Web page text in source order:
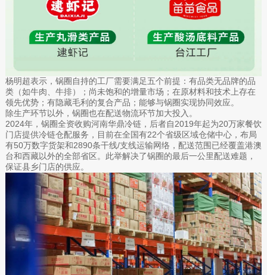
杨明超表示，锅圈自持的工厂需要满足五个前提：有品类无品牌的品
类（如牛肉、牛排）；尚未饱和的增量市场；在原材料和技术上存在
领先优势；有隐藏毛利的复合产品；能够与锅圈实现协同效应。
除生产环节以外，锅圈也在配送物流环节加大投入。
2024年，锅圈全资收购河南华鼎冷链，后者自2019年起为20万家餐饮
门店提供冷链仓配服务，目前在全国有22个省级区域仓储中心，布局
有50万数字货架和2890条干线/支线运输网络，配送范围已经覆盖港澳
台和西藏以外的全部省区。此举解决了锅圈的最后一公里配送难题，
保证县乡门店的供应。